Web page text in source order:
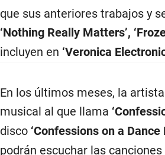
que sus anteriores trabajos y
‘Nothing Really Matters’,
incluyen en ‘Veronica
En los últimos meses, la
musical al que llama
disco ‘Confessions on a Dance
podrán escuchar las